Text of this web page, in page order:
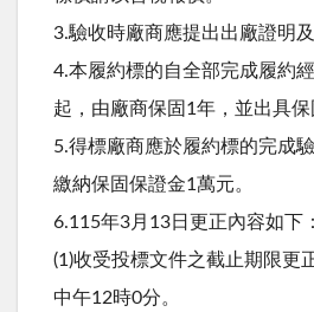
3.驗收時廠商應提出出廠證明
4.本履約標的自全部完成履約
起，由廠商保固1年，並出具保
5.得標廠商應於履約標的完成
繳納保固保證金1萬元。
6.115年3月13日更正內容如下：
(1)收受投標文件之截止期限更
中午12時0分。